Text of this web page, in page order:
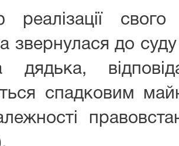
звернулася до
дядька,
спадковим